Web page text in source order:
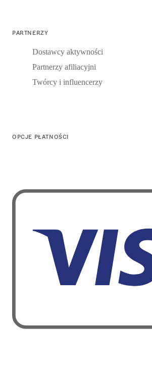
PARTNERZY
Dostawcy aktywności
Partnerzy afiliacyjni
Twórcy i influencerzy
OPCJE PŁATNOŚCI